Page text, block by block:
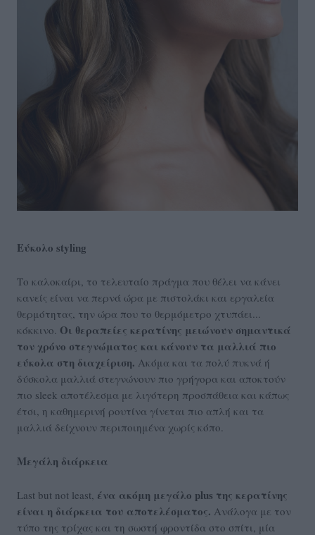
Εύκολο styling
Το καλοκαίρι, το τελευταίο πράγμα που θέλει να κάνει
κανείς είναι να περνά ώρα με πιστολάκι και εργαλεία
θερμότητας, την ώρα που το θερμόμετρο χτυπάει...
κόκκινο. Οι θεραπείες κερατίνης μειώνουν σημαντικά
τον χρόνο στεγνώματος και κάνουν τα μαλλιά πιο
εύκολα στη διαχείριση. Ακόμα και τα πολύ πυκνά ή
δύσκολα μαλλιά στεγνώνουν πιο γρήγορα και αποκτούν
πιο sleek αποτέλεσμα με λιγότερη προσπάθεια και κάπως
έτσι, η καθημερινή ρουτίνα γίνεται πιο απλή και τα
μαλλιά δείχνουν περιποιημένα χωρίς κόπο.
Μεγάλη διάρκεια
Last but not least, ένα ακόμη μεγάλο plus της κερατίνης
είναι η διάρκεια του αποτελέσματος. Ανάλογα με τον
τύπο της τρίχας και τη σωστή φροντίδα στο σπίτι, μία